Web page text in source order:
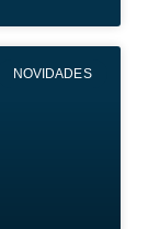
NOVIDADES